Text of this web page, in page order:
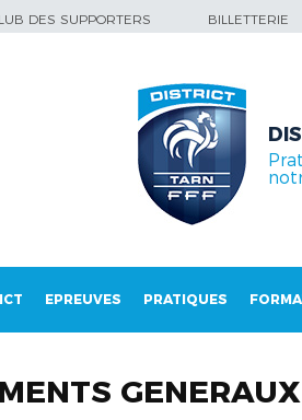
DES SUPPORTERS BILLETTERIE
EPREUVES PRATIQUES
GENERAUX